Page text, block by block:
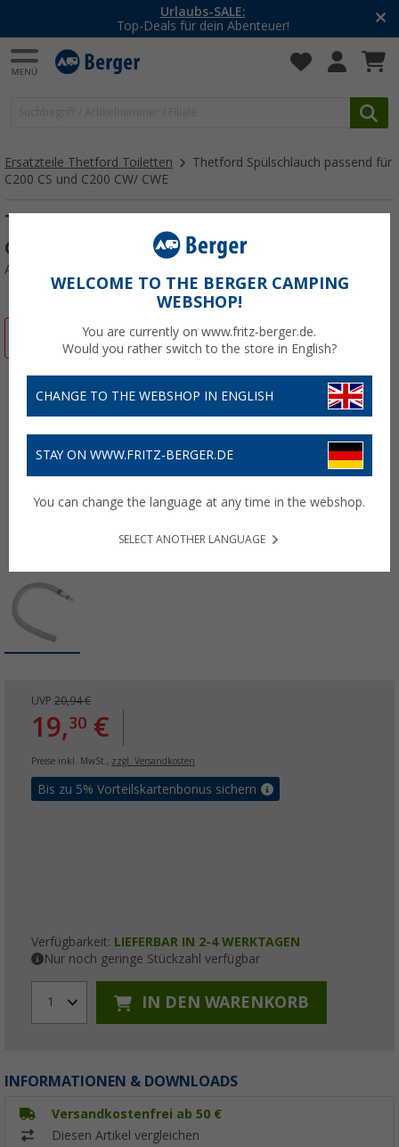
Urlaubs-SALE:
Top-Deals für dein Abenteuer!
Ersatzteile Thetford Toiletten
Thetford Spülschlauch passend für
C200 CS und C200 CW/ CWE
Thetford Spülschlauch passend für C200
CS und C200 CW/ CWE
Art.-Nr.: 183003
UVP 20,94 €
19,30 €
Preise inkl. MwSt., zzgl. Versandkosten
Bis zu 5% Vorteilskartenbonus sichern
Verfügbarkeit: LIEFERBAR IN 2-4 WERKTAGEN
Nur noch geringe Stückzahl verfügbar
1 IN DEN WARENKORB
INFORMATIONEN & DOWNLOADS
Versandkostenfrei ab 50 €
Diesen Artikel vergleichen
WELCOME TO THE BERGER CAMPING
WEBSHOP!
You are currently on www.fritz-berger.de.
Would you rather switch to the store in English?
CHANGE TO THE WEBSHOP IN ENGLISH
STAY ON WWW.FRITZ-BERGER.DE
You can change the language at any time in the webshop.
SELECT ANOTHER LANGUAGE